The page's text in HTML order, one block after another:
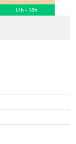
14h - 18h